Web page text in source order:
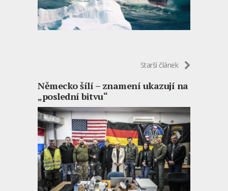
Starší článek
Německo šílí – znamení ukazují na
„poslední bitvu“